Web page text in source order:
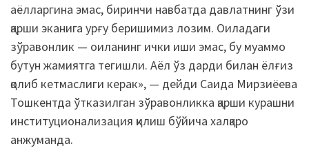
аёлларгина эмас, биринчи навбатда давлатнинг ўзи
қарши эканига урғу беришимиз лозим. Оиладаги
зўравонлик — оиланинг ички иши эмас, бу муаммо
бутун жамиятга тегишли. Аёл ўз дарди билан ёлғиз
қолиб кетмаслиги керак», — дейди Саида Мирзиёева
Тошкентда ўтказилган зўравонликка қарши курашни
институционализация қилиш бўйича халқаро
анжуманда.